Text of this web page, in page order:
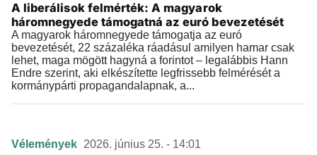
A liberálisok felmérték: A magyarok
háromnegyede támogatná az euró bevezetését
A magyarok háromnegyede támogatja az euró
bevezetését, 22 százaléka ráadásul amilyen hamar csak
lehet, maga mögött hagyná a forintot – legalábbis Hann
Endre szerint, aki elkészítette legfrissebb felmérését a
kormánypárti propagandalapnak, a...
Vélemények 2026. június 25. - 14:01